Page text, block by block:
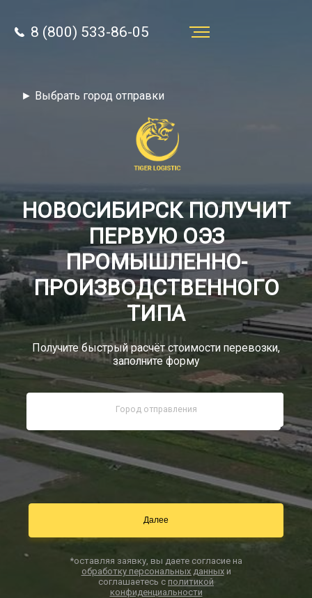
8 (800) 533-86-05
Звонок по России бесплатный
autotransport24@yandex.ru
Заказать звонок
Тарифы
Отзывы
Статьи
Новости
Документы
Контакты
► Выбрать город отправки
8 (800) 533-86-05
НОВОСИБИРСК ПОЛУЧИТ
ПЕРВУЮ ОЭЗ
ПРОМЫШЛЕННО-
ПРОИЗВОДСТВЕННОГО
ТИПА
Получите быстрый расчёт стоимости перевозки,
заполните форму
*оставляя заявку, вы даете согласие на
обработку персональных данныхи
соглашаетесь с политикой
конфиденциальности